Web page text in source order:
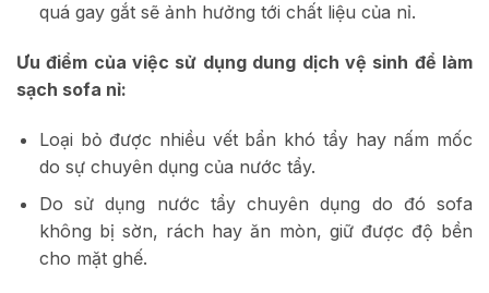
quá gay gắt sẽ ảnh hưởng tới chất liệu của nỉ.
Ưu điểm của việc sử dụng dung dịch vệ sinh để làm
sạch sofa nỉ:
Loại bỏ được nhiều vết bẩn khó tẩy hay nấm mốc
do sự chuyên dụng của nước tẩy.
Do sử dụng nước tẩy chuyên dụng do đó sofa
không bị sờn, rách hay ăn mòn, giữ được độ bền
cho mặt ghế.